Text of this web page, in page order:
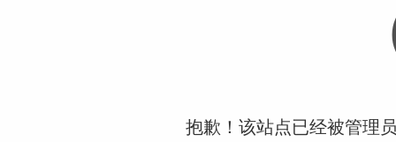
抱歉！该站点已经被管理